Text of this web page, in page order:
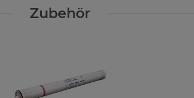
Zubehör